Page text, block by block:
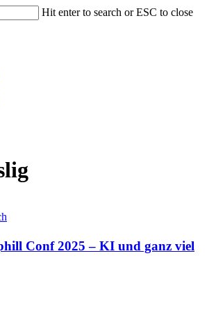
Hit enter to search or ESC to close
Conf 2025 – KI und ganz viel